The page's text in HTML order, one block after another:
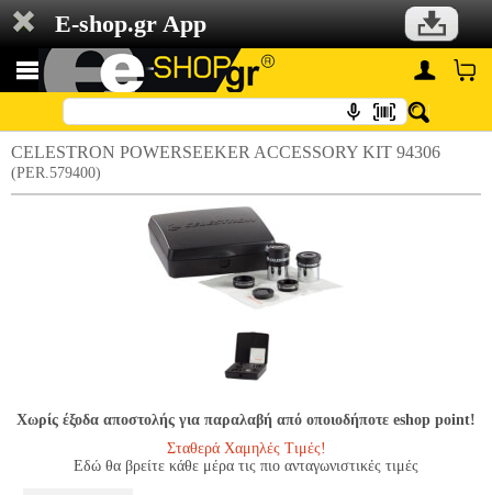
E-shop.gr App
CELESTRON POWERSEEKER ACCESSORY KIT 94306
(PER.579400)
Χωρίς έξοδα αποστολής για παραλαβή από οποιοδήποτε eshop point!
Σταθερά Χαμηλές Τιμές!
Εδώ θα βρείτε κάθε μέρα τις πιο ανταγωνιστικές τιμές